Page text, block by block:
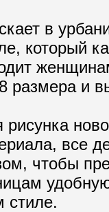
в
который
размера и
рисунка
все
чтобы
стиле.